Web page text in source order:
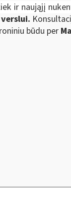
ir naująjį
būdu per